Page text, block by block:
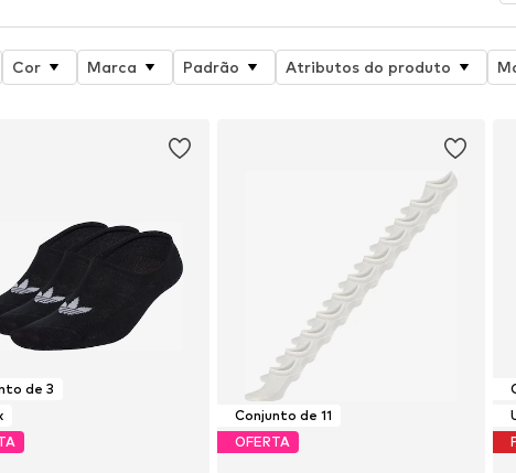
Cor Marca Padrão Atributos do produto
de 3
Conjunto de 11
OFERTA